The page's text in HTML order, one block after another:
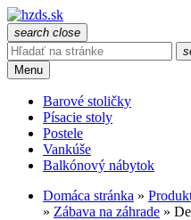
search close
Menu
Barové stoličky
Písacie stoly
Postele
Vankúše
Balkónový nábytok
Domáca stránka »
» Zábava na záhrade »